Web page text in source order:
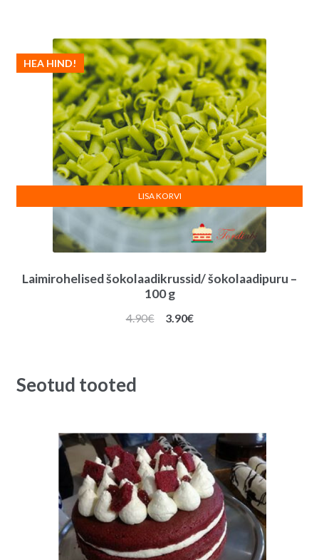
Laimirohelised šokolaadikrussid/ šokolaadipuru –
100 g
HEA HIND!
4.90€
Algne
3.90€Praegune
LISA KORVI
Seotud tooted